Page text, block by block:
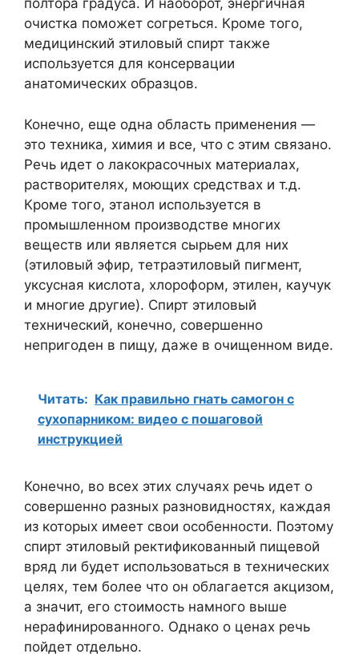
полтора градуса. И наоборот, энергичная
очистка поможет согреться. Кроме того,
медицинский этиловый спирт также
используется для консервации
анатомических образцов.
Конечно, еще одна область применения —
это техника, химия и все, что с этим связано.
Речь идет о лакокрасочных материалах,
растворителях, моющих средствах и т.д.
Кроме того, этанол используется в
промышленном производстве многих
веществ или является сырьем для них
(этиловый эфир, тетраэтиловый пигмент,
уксусная кислота, хлороформ, этилен, каучук
и многие другие). Спирт этиловый
технический, конечно, совершенно
непригоден в пищу, даже в очищенном виде.
Читать: Как правильно гнать самогон с
сухопарником: видео с пошаговой
инструкцией
Конечно, во всех этих случаях речь идет о
совершенно разных разновидностях, каждая
из которых имеет свои особенности. Поэтому
спирт этиловый ректификованный пищевой
вряд ли будет использоваться в технических
целях, тем более что он облагается акцизом,
а значит, его стоимость намного выше
нерафинированного. Однако о ценах речь
пойдет отдельно.